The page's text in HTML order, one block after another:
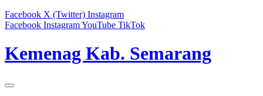
Facebook X (Twitter) Instagram
Facebook InstagramYouTube TikTok
Kemenag Kab. Semarang